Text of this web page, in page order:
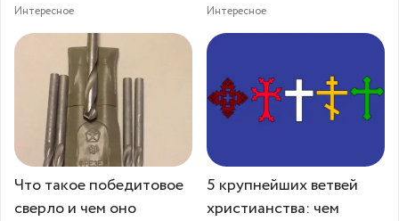
Интересное Интересное
Что такое победитовое
сверло и чем оно
5 крупнейших ветвей
христианства: чем